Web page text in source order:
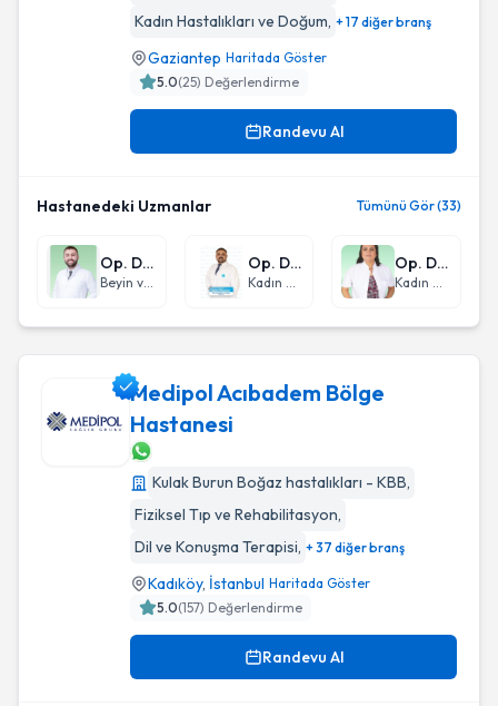
Kadın Hastalıkları ve Doğum, + 17 diğer branş
Gaziantep Haritada Göster
5.0(25) Değerlendirme
Randevu Al
Hastanedeki Uzmanlar Tümünü Gör (33)
Op. Dr. Hilmi Resul Karaörs
Beyin ve Sinir Cerrahisi
Op. Dr. Atılım Gülçiçek
Kadın Hastalıkları ve Doğum
Op. Dr. Selda Bahçe
Kadın Hastalıkları ve Doğum
Medipol Acıbadem Bölge Hastanesi
Medipol Acıbadem Bölge
Hastanesi
Kulak Burun Boğaz hastalıkları - KBB,
Fiziksel Tıp ve Rehabilitasyon,
Dil ve Konuşma Terapisi, + 37 diğer branş
Kadıköy, İstanbul Haritada Göster
5.0(157) Değerlendirme
Randevu Al